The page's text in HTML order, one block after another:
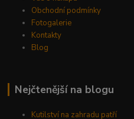
Obchodní podmínky
Fotogalerie
Kontakty
Blog
Nejčtenější na blogu
Kutilství na zahradu patří